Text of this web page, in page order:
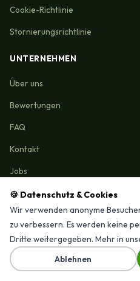
🍪 Datenschutz & Cookies
Wir verwenden anonyme
zu verbessern. Es werden keine
Dritte weitergegeben. Mehr in
Ablehnen
Cookie-Richtlinie
Stornierungsrichtlinie
UNTERNEHMEN
Über uns
Bewertungen
FAQ
Kontakt
Jobs
Reinigungmunchen.de ©
⭐ 4,9/15 Google-
↑